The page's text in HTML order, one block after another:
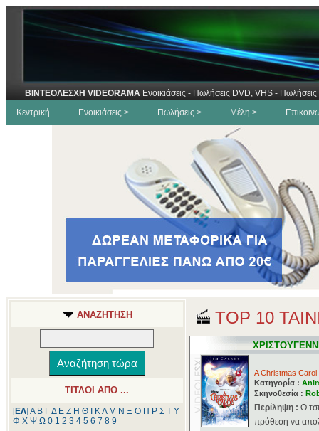
ΒΙΝΤΕΟΛΕΣΧΗ VIDEORAMA Ενοικιάσεις - Πωλήσεις DVD, VHS -
Κεντρική
Ενοικιάσεις > Πωλήσεις > Μέλη >
ΑΝΑΖΗΤΗΣΗ
ΤΙΤΛΟΙ ΑΠΟ ...
[ΕΛ] Α Β ΓΔ Ε Ζ Η Θ ΚΛ Μ Ν Ξ Ο Π Ρ Σ Τ Υ
Φ Χ Ψ Ω 0 1 2 3 4 5 6 7 8 9
TOP 10
A Christmas Carol
Κατηγορία :
Σκηνοθεσία :
Περίληψη : Ο
πρόθεση να